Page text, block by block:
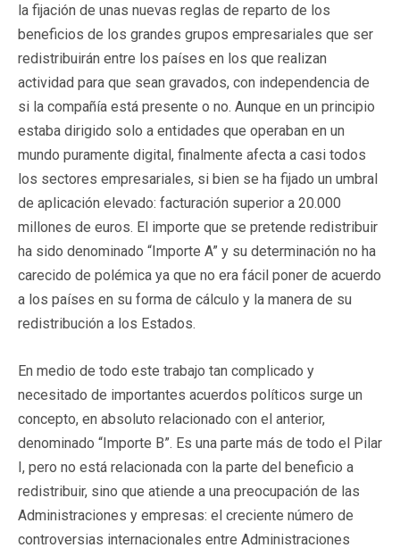
la fijación de unas nuevas reglas de reparto de los
beneficios de los grandes grupos empresariales que ser
redistribuirán entre los países en los que realizan
actividad para que sean gravados, con independencia de
si la compañía está presente o no. Aunque en un principio
estaba dirigido solo a entidades que operaban en un
mundo puramente digital, finalmente afecta a casi todos
los sectores empresariales, si bien se ha fijado un umbral
de aplicación elevado: facturación superior a 20.000
millones de euros. El importe que se pretende redistribuir
ha sido denominado “Importe A” y su determinación no ha
carecido de polémica ya que no era fácil poner de acuerdo
a los países en su forma de cálculo y la manera de su
redistribución a los Estados.
En medio de todo este trabajo tan complicado y
necesitado de importantes acuerdos políticos surge un
concepto, en absoluto relacionado con el anterior,
denominado “Importe B”. Es una parte más de todo el Pilar
I, pero no está relacionada con la parte del beneficio a
redistribuir, sino que atiende a una preocupación de las
Administraciones y empresas: el creciente número de
controversias internacionales entre Administraciones